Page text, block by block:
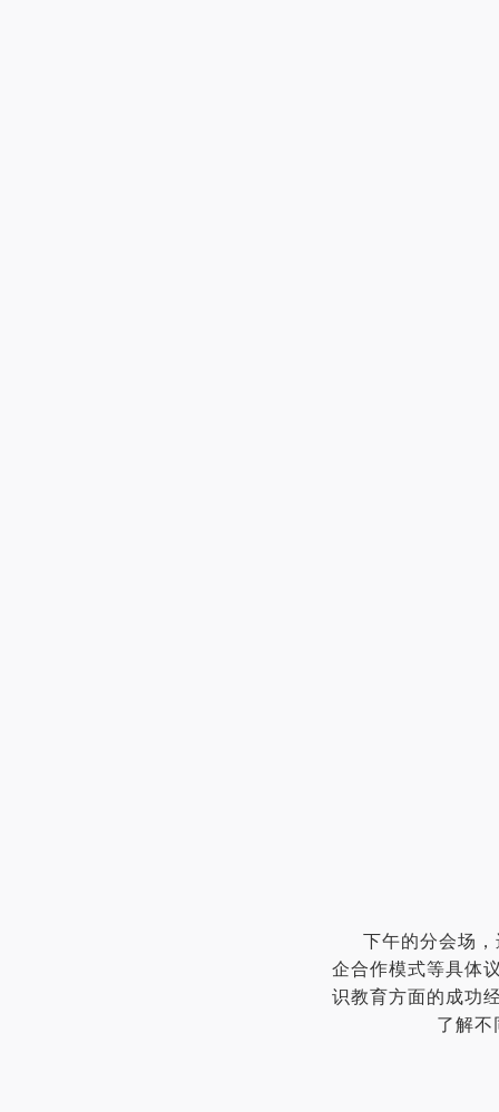
下午的分会场
企合作模式等具体
识教育方面的成功
了解不